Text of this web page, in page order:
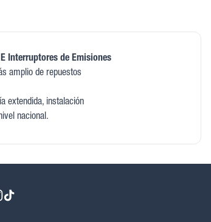
Interruptores de Emisiones
amplio de repuestos
extendida, instalación
nacional.